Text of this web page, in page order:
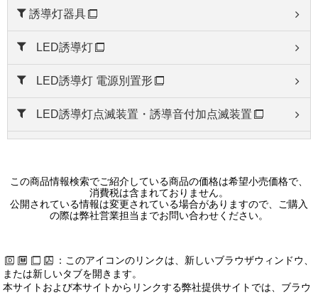
誘導灯器具
LED誘導灯
LED誘導灯 電源別置形
LED誘導灯点滅装置・誘導音付加点滅装置
誘導灯用リニューアルプレート
信号装置
この商品情報検索でご紹介している商品の価格は希望小売価格で、
消費税は含まれておりません。
公開されている情報は変更されている場合がありますので、ご購入
の際は弊社営業担当までお問い合わせください。
：このアイコンのリンクは、新しいブラウザウィンドウ、
または新しいタブを開きます。
本サイトおよび本サイトからリンクする弊社提供サイトでは、ブラウ